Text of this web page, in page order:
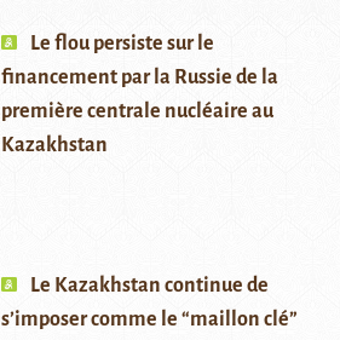
Le flou persiste sur le
financement par la Russie de la
première centrale nucléaire au
Kazakhstan
Le Kazakhstan continue de
s’imposer comme le “maillon clé”